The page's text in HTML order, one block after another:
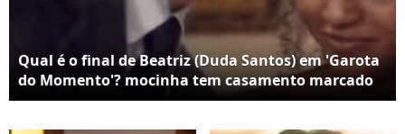
Qual é o final de Beatriz (Duda Santos) em 'Garota
do Momento'? mocinha tem casamento marcado
com Beto (Pedro Novaes), fica grávida e adota uma